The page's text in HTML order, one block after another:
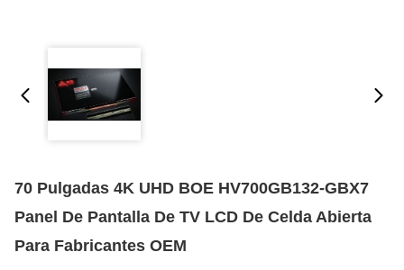
70 Pulgadas 4K UHD BOE HV700GB132-GBX7
Panel De Pantalla De TV LCD De Celda Abierta
Para Fabricantes OEM